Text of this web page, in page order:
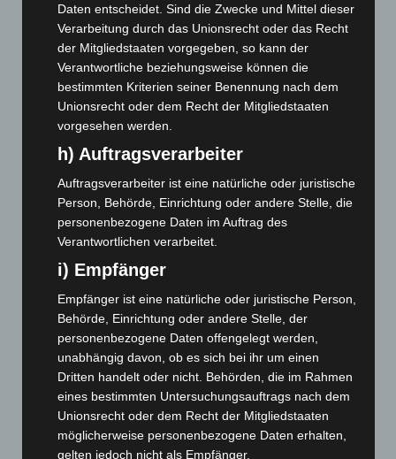
Juli 2025(90)
Juni 2025(103)
Mai 2025(112)
April 2025(88)
März 2025(111)
Februar 2025(96)
Januar 2025
Dezember 2024(89)
November 2024(94)
September 2024(112)
August 2024(107)
Juli 2024(89)
Juni 2024(107)
April 2024(102)
März 2024(103)
Daten entscheidet. Sind die Zwecke und Mittel dieser
Verarbeitung durch das Unionsrecht oder das Recht
der Mitgliedstaaten vorgegeben, so kann der
Verantwortliche beziehungsweise können die
bestimmten Kriterien seiner Benennung nach dem
Unionsrecht oder dem Recht der Mitgliedstaaten
vorgesehen werden.
h) Auftragsverarbeiter
Auftragsverarbeiter ist eine natürliche oder juristische
Person, Behörde, Einrichtung oder andere Stelle, die
personenbezogene Daten im Auftrag des
Verantwortlichen verarbeitet.
i) Empfänger
Empfänger ist eine natürliche oder juristische Person,
Behörde, Einrichtung oder andere Stelle, der
personenbezogene Daten offengelegt werden,
unabhängig davon, ob es sich bei ihr um einen
Dritten handelt oder nicht. Behörden, die im Rahmen
eines bestimmten Untersuchungsauftrags nach dem
Unionsrecht oder dem Recht der Mitgliedstaaten
möglicherweise personenbezogene Daten erhalten,
gelten jedoch nicht als Empfänger.